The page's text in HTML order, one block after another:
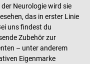
Neurologie wird sie
das in erster Linie
uns findest du
Zubehör zur
– unter anderem
Eigenmarke